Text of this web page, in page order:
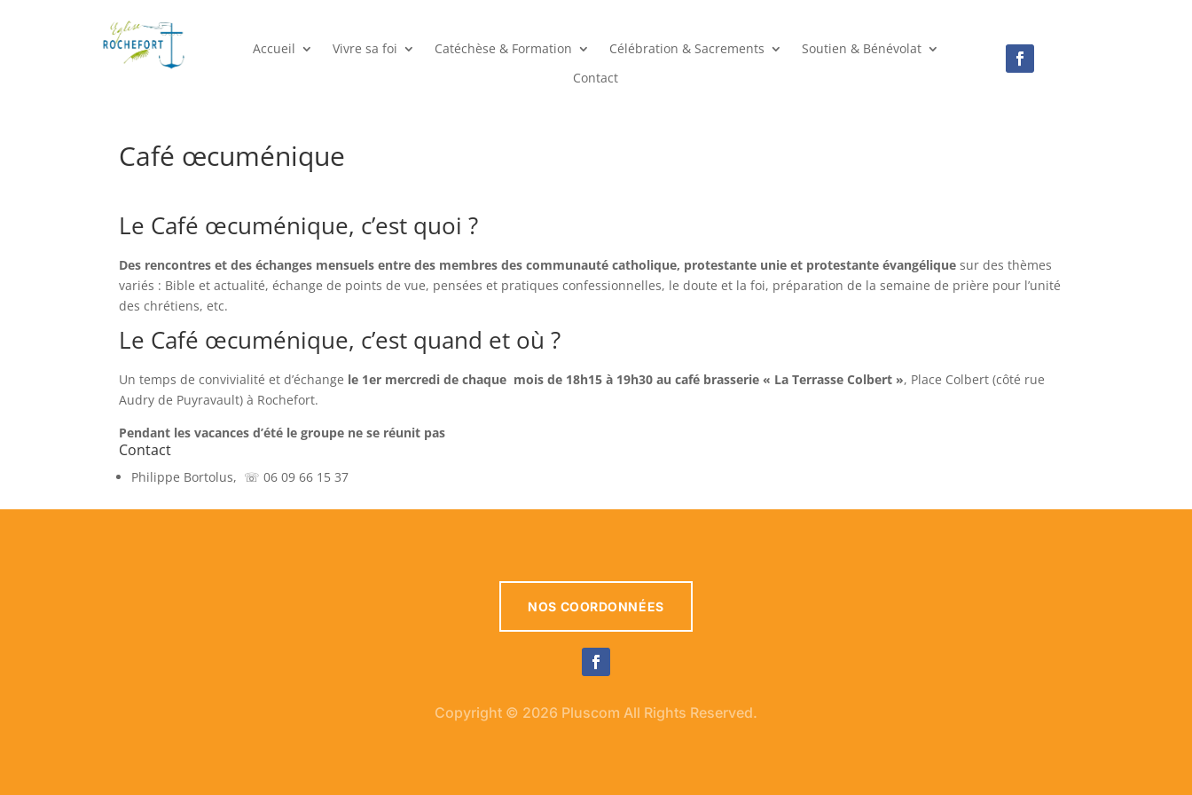
Accueil Vivre sa foi Catéchèse & Formation Célébration & Sacrements
Soutien & Bénévolat
Contact
Café œcuménique
Le Café œcuménique, c’est quoi ?
Des rencontres et des échanges mensuels entre des membres des communauté catholique, protestante unie et protestante évangélique sur des thèmes
variés : Bible et actualité, échange de points de vue, pensées et pratiques confessionnelles, le doute et la foi, préparation de la semaine de prière pour l’unité
des chrétiens, etc.
Le Café œcuménique, c’est quand et où ?
Un temps de convivialité et d’échange le 1er mercredi de chaque mois de 18h15 à 19h30 au café brasserie « La Terrasse Colbert », Place Colbert (côté rue
Audry de Puyravault) à Rochefort.
Pendant les vacances d’été le groupe ne se réunit pas
Contact
Philippe Bortolus, ☏ 06 09 66 15 37
NOS COORDONNÉES
Copyright © 2026 Pluscom All Rights Reserved.